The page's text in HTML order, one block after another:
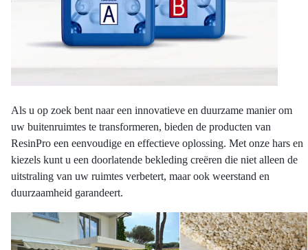
Als u op zoek bent naar een innovatieve en duurzame manier om
uw buitenruimtes te transformeren, bieden de producten van
ResinPro een eenvoudige en effectieve oplossing. Met onze hars en
kiezels kunt u een doorlatende bekleding creëren die niet alleen de
uitstraling van uw ruimtes verbetert, maar ook weerstand en
duurzaamheid garandeert.